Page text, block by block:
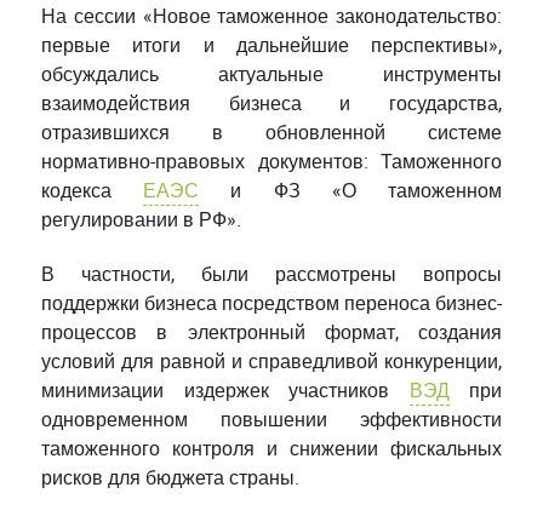
На сессии «Новое таможенное законодательство:
первые итоги и дальнейшие перспективы»,
обсуждались актуальные инструменты
взаимодействия бизнеса и государства,
отразившихся в обновленной системе
нормативно-правовых документов: Таможенного
кодекса ЕАЭС и ФЗ «О таможенном
регулировании в РФ».
В частности, были рассмотрены вопросы
поддержки бизнеса посредством переноса бизнес-
процессов в электронный формат, создания
условий для равной и справедливой конкуренции,
минимизации издержек участников ВЭДпри
одновременном повышении эффективности
таможенного контроля и снижении фискальных
рисков для бюджета страны.